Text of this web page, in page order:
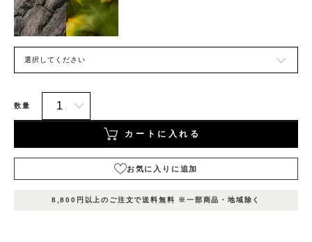
数量
カートに入れる
お気に入りに追加
示
示
在庫
状況
8,800円以上のご注文で送料無料 ※一部商品・地域除く